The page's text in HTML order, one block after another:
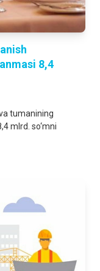
8,4
tumanining
mlrd. so‘mni